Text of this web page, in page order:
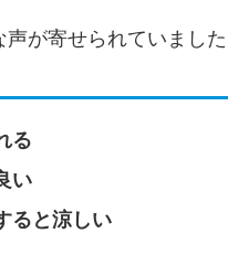
が寄せられていました
る
い
ると涼しい